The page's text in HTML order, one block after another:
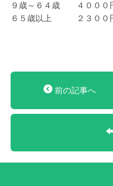
９歳～６４歳 ４０００
６５歳以上 ２３００
前の記事へ